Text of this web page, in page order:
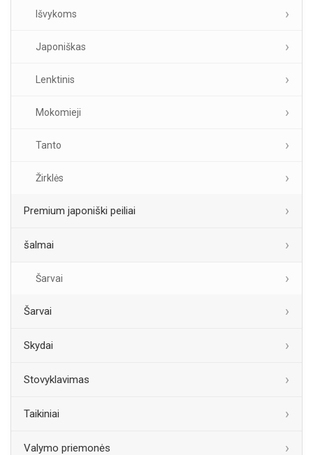
Išvykoms
Japoniškas
Lenktinis
Mokomieji
Tanto
Žirklės
Premium japoniški peiliai
šalmai
Šarvai
Šarvai
Skydai
Stovyklavimas
Taikiniai
Valymo priemonės